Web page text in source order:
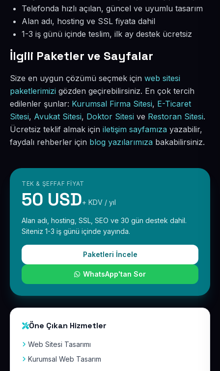
Telefonda hızlı açılan, güncel ve uyumlu tasarım
Alan adı, hosting ve SSL fiyata dahil
1-3 iş günü içinde teslim, ilk ay destek ücretsiz
İlgili Paketler ve Sayfalar
Size en uygun çözümü seçmek için web sitesi
paketlerimizi gözden geçirebilirsiniz. En çok tercih
edilenler şunlar: Kurumsal Firma Sitesi, E-Ticaret
Sitesi, Avukat Sitesi, Doktor Sitesi ve Restoran Sitesi.
Ücretsiz teklif almak için iletişim sayfamıza yazabilir,
faydalı rehberler için blog yazılarımıza bakabilirsiniz.
TEK & ŞEFFAF FIYAT
50 USD+ KDV / yıl
Alan adı, hosting, SSL, SEO ve 30 gün destek dahil.
Siteniz 1-3 iş günü içinde yayında.
Paketleri İncele
WhatsApp'tan Sor
Öne Çıkan Hizmetler
Web Sitesi Tasarımı
Kurumsal Web Tasarım